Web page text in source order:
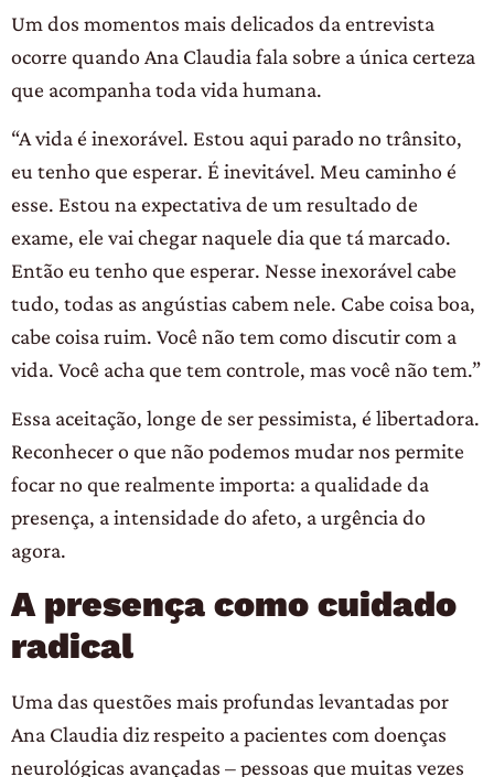
Um dos momentos mais delicados da entrevista
ocorre quando Ana Claudia fala sobre a única certeza
que acompanha toda vida humana.
“A vida é inexorável. Estou aqui parado no trânsito,
eu tenho que esperar. É inevitável. Meu caminho é
esse. Estou na expectativa de um resultado de
exame, ele vai chegar naquele dia que tá marcado.
Então eu tenho que esperar. Nesse inexorável cabe
tudo, todas as angústias cabem nele. Cabe coisa boa,
cabe coisa ruim. Você não tem como discutir com a
vida. Você acha que tem controle, mas você não tem.”
Essa aceitação, longe de ser pessimista, é libertadora.
Reconhecer o que não podemos mudar nos permite
focar no que realmente importa: a qualidade da
presença, a intensidade do afeto, a urgência do
agora.
A presença como cuidado
radical
Uma das questões mais profundas levantadas por
Ana Claudia diz respeito a pacientes com doenças
neurológicas avançadas – pessoas que muitas vezes